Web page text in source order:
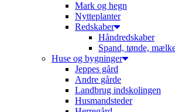
Mark og hegn
Nytteplanter
Redskaber
Håndredskaber
Spand, tønde,
Huse og bygninger
Jeppes gård
Andre gårde
Landbrug indskolingen
Husmandsteder